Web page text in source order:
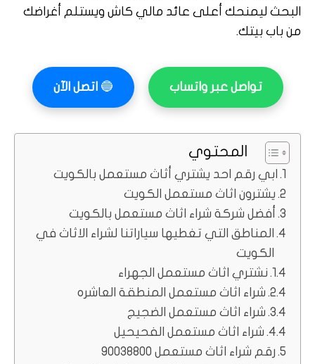
البحث ليمنحك أعلى عائد مالي كاش ويستلم أغراضك
من باب بيتك.
تواصل عبر واتساب 🔵اتصل الآن
المحتوي
ابي رقم احد يشتري أثاث مستعمل بالكويت
يشترون اثاث مستعمل الكويت
أفضل شركة شراء اثاث مستعمل بالكويت
المناطق التي تغطيها سياراتنا لشراء الاثاث في
الكويت
نشتري اثاث مستعمل الجهراء
شراء اثاث مستعمل المنطقة العاشره
شراء اثاث مستعمل الضجيج
شراء اثاث مستعمل الفحيحيل
رقم شراء اثاث مستعمل 90038800